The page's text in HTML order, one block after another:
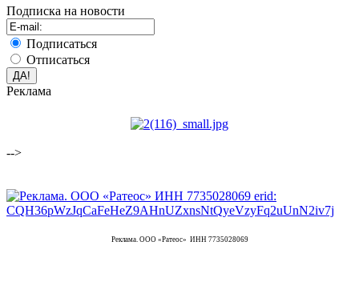
Подписка на новости
Подписаться
Отписаться
Реклама
-->
Реклама. ООО «Ратеос» ИНН 7735028069